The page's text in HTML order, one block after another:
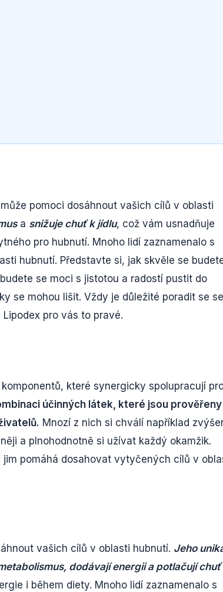
pomoci dosáhnout vašich cílů v oblasti
a snižuje chuť k jídlu, což vám usnadňuje
pro hubnutí. Mnoho lidí zaznamenalo s
hubnutí. Představte si, jak skvěle se
se moci s jistotou a radostí pustit do
se mohou lišit. Vždy je důležité poradit se se
pro vás to pravé.
které synergicky spolupracují
účinných látek, které jsou
Mnozí z nich si chválí například
a plnohodnotně si užívat každý okamžik.
pomáhá dosahovat vytyčených cílů v
vašich cílů v oblasti hubnutí. Jeho
dodávají energii a potlačují chuť
i během diety. Mnoho lidí zaznamenalo s